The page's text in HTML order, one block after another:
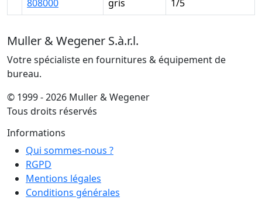
808000
gris 1/5
Muller & Wegener S.à.r.l.
Votre spécialiste en fournitures & équipement de
bureau.
© 1999 - 2026 Muller & Wegener
Tous droits réservés
Informations
Qui sommes-nous ?
RGPD
Mentions légales
Conditions générales